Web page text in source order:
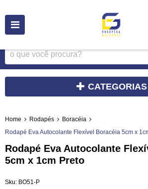
CATEGORIAS
Home Rodapés
Boracéia
Rodapé Eva Autocolante Flexível Boracéia 5cm x
Rodapé Eva Autocolante
5cm x 1cm Preto
Sku: BO51-P